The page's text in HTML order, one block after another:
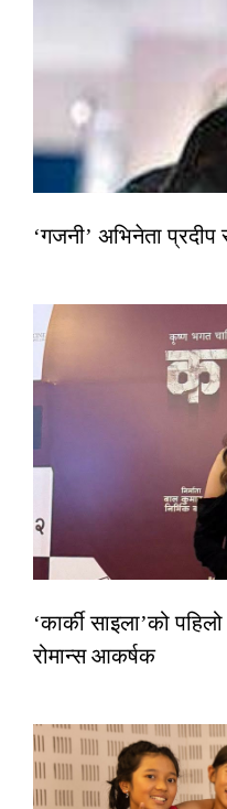
‘गजनी’ अभिनेता
‘कार्की साइला’को
रोमान्स आकर्षक